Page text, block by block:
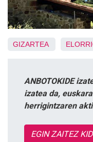
GIZARTEA
ANBOTOKIDE
izatea da,
herrigintzaren
EGIN ZAITEZ